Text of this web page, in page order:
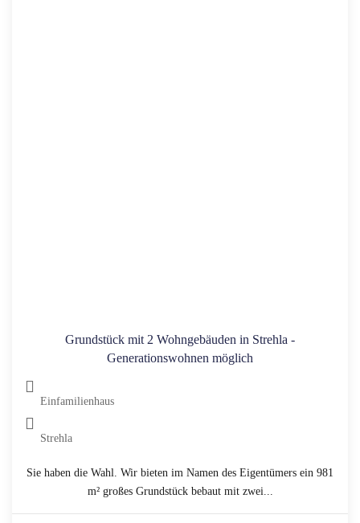
Grundstück mit 2 Wohngebäuden in Strehla -
Generationswohnen möglich
Einfamilienhaus
Strehla
Sie haben die Wahl. Wir bieten im Namen des Eigentümers ein 981
m² großes Grundstück bebaut mit zwei...